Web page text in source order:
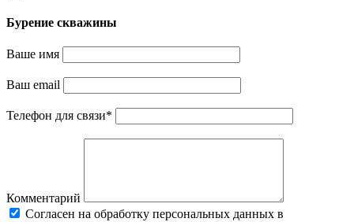
Бурение скважины
Ваше имя
Ваш email
Телефон для связи*
Комментарий
Cогласен на обработку персональных данных в